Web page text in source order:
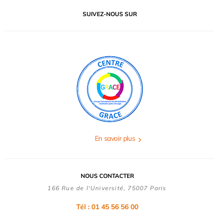
SUIVEZ-NOUS SUR
En savoir plus
NOUS CONTACTER
166 Rue de l'Université, 75007 Paris
Tél : 01 45 56 56 00